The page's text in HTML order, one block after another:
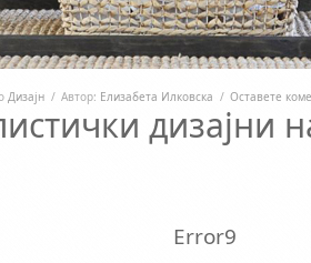
Дизајн / Автор: Елизабета Илковска / Оставете
дизајни
Error9